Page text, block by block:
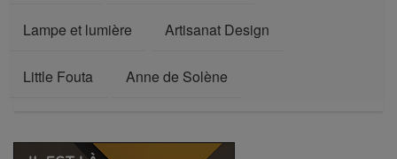
Lampe et lumière Artisanat Design
Little Fouta Anne de Solène